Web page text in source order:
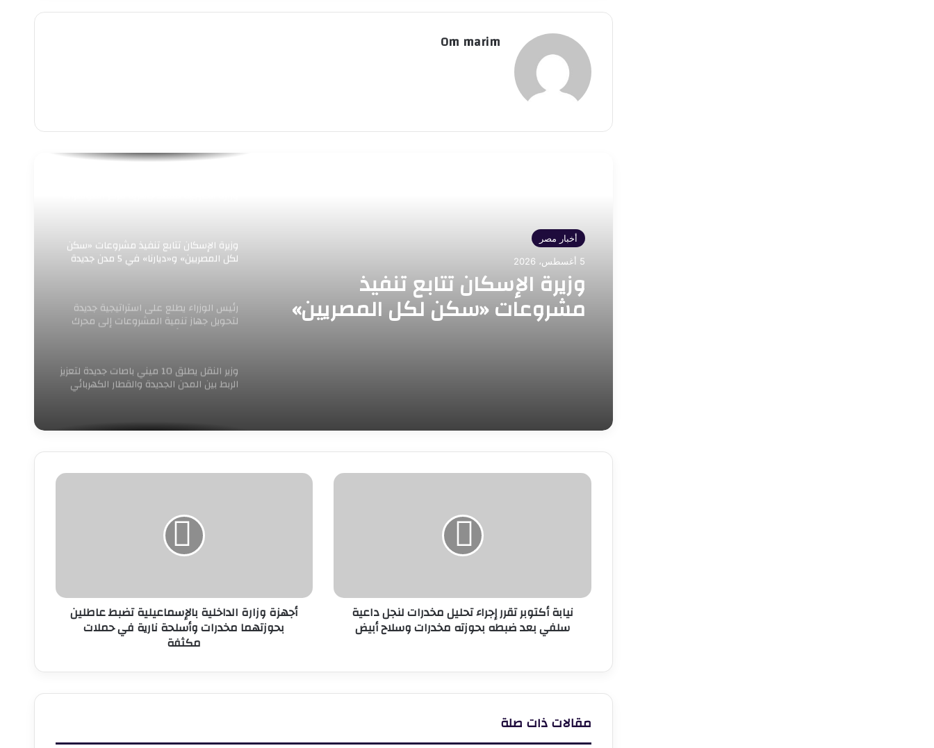
Om marim
أخبار مصر
5 أغسطس، 2026
وزيرة الإسكان تتابع تنفيذ
مشروعات «سكن لكل المصريين»
و«ديارنا» في 5 مدن جديدة
وزيرة الإسكان تتابع تنفيذ مشروعات «سكن
لكل المصريين» و«ديارنا» في 5 مدن جديدة
رئيس الوزراء يطلع على استراتيجية جديدة
لتحويل جهاز تنمية المشروعات إلى محرك
للنمو وريادة الأعمال
وزير النقل يطلق 10 ميني باصات جديدة لتعزيز
الربط بين المدن الجديدة والقطار الكهربائي
نيابة
سلفي
ضبطه
نيابة أكتوبر تقرر إجراء تحليل مخدرات لنجل داعية
سلفي بعد ضبطه بحوزته مخدرات وسلاح أبيض
أجهزة
وأسلحة
ناريةأجهزة وزارة الداخلية بالإسماعيلية تضبط عاطلين
بحوزتهما مخدرات وأسلحة نارية في حملات
مكثفة
مقالات ذات صلة